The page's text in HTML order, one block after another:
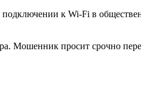
к Wi-Fi в
Мошенник просит срочно